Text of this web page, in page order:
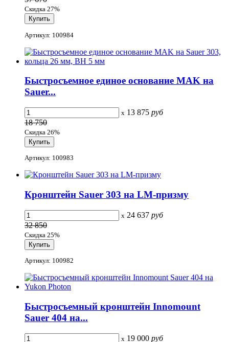
Скидка 27%
Артикул: 100984
Быстросъемное единое основание MAK на
Sauer...
x 13 875 руб
18 750
Скидка 26%
Артикул: 100983
Кронштейн Sauer 303 на LM-призму
x 24 637 руб
32 850
Скидка 25%
Артикул: 100982
Быстросъемный кронштейн Innomount
Sauer 404 на...
x 19 000 руб